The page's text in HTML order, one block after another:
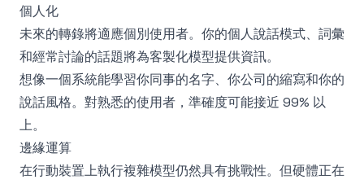
個人化
未來的轉錄將適應個別使用者。你的個人說話模式、詞彙
和經常討論的話題將為客製化模型提供資訊。
想像一個系統能學習你同事的名字、你公司的縮寫和你的
說話風格。對熟悉的使用者，準確度可能接近 99% 以
上。
邊緣運算
在行動裝置上執行複雜模型仍然具有挑戰性。但硬體正在